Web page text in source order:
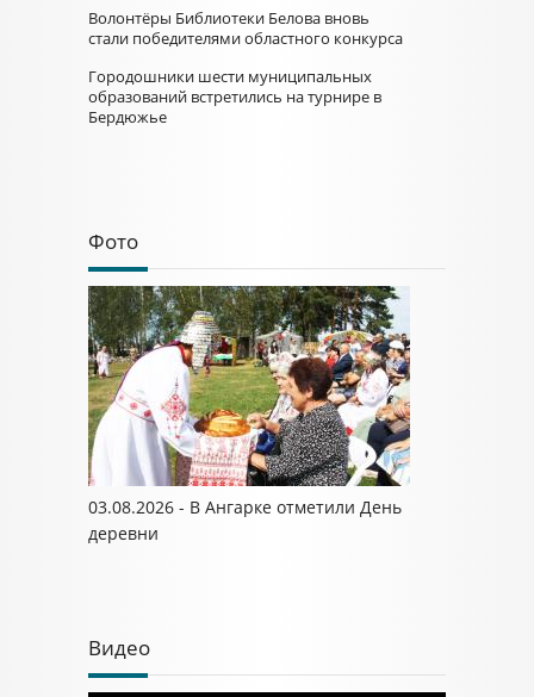
Волонтёры Библиотеки Белова вновь
стали победителями областного конкурса
Городошники шести муниципальных
образований встретились на турнире в
Бердюжье
Фото
03.08.2026 - В Ангарке отметили День
деревни
Видео